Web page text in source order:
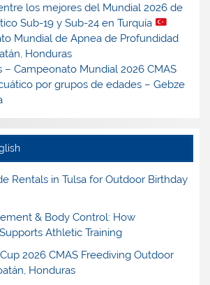
los mejores del Mundial 2026 de
Sub-19 y Sub-24 en Turquía
Mundial de Apnea de Profundidad
Honduras
– Campeonato Mundial 2026 CMAS
por grupos de edades – Gebze
Rentals in Tulsa for Outdoor Birthday
& Body Control: How
Athletic Training
2026 CMAS Freediving Outdoor
Honduras